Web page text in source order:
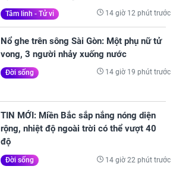
Tâm linh - Tử vi 14 giờ 12 phút trước
Nổ ghe trên sông Sài Gòn: Một phụ nữ tử
vong, 3 người nhảy xuống nước
Đời sống 14 giờ 19 phút trước
TIN MỚI: Miền Bắc sắp nắng nóng diện
rộng, nhiệt độ ngoài trời có thể vượt 40
độ
Đời sống 14 giờ 22 phút trước